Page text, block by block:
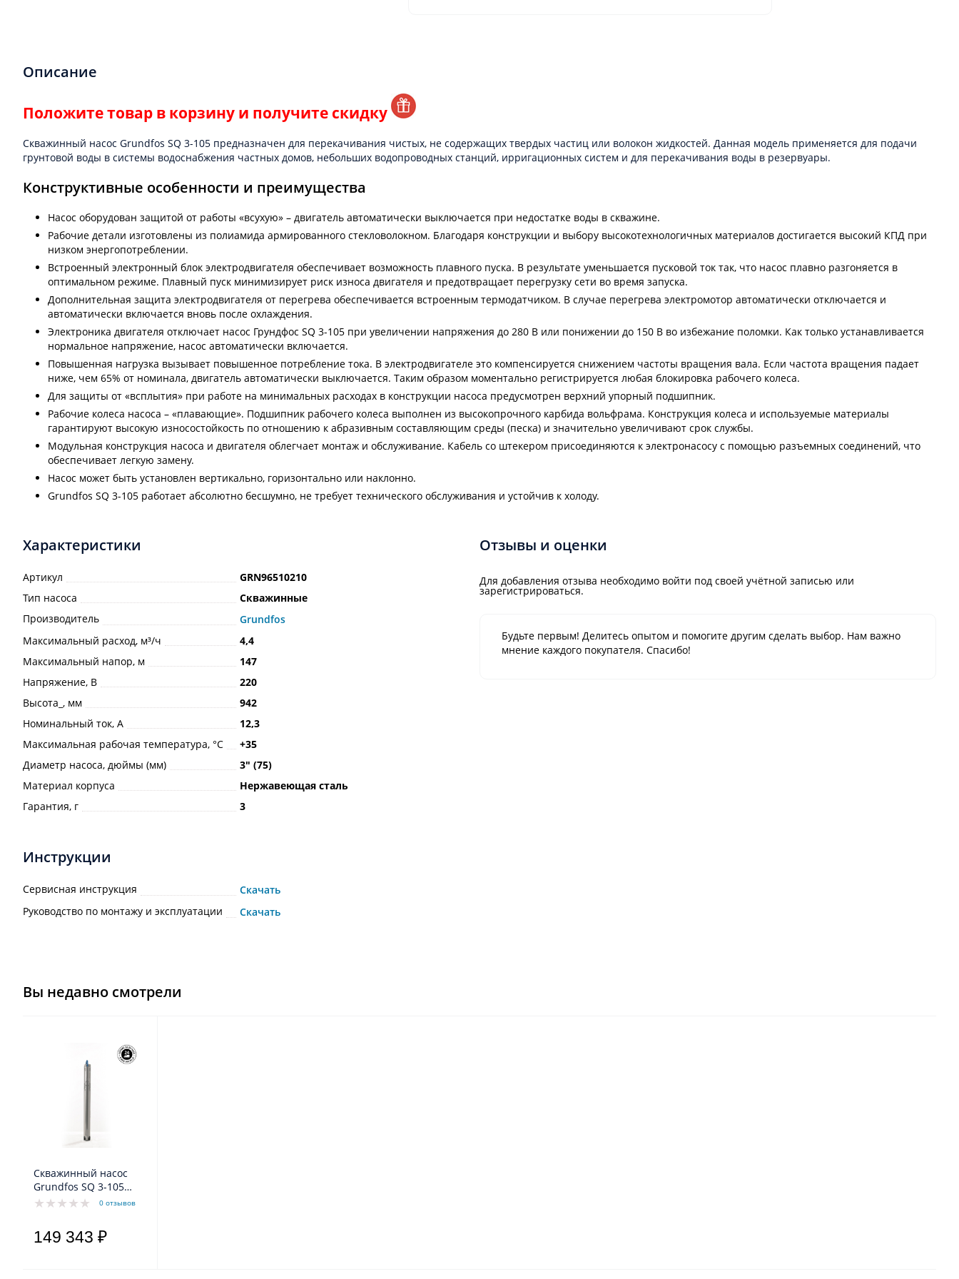
Описание
Положите товар в корзину и получите скидку
Скважинный насос Grundfos SQ 3-105 предназначен для перекачивания чистых, не содержащих твердых частиц или волокон жидкостей. Данная модель применяется для подачи
грунтовой воды в системы водоснабжения частных домов, небольших водопроводных станций, ирригационных систем и для перекачивания воды в резервуары.
Конструктивные особенности и преимущества
Насос оборудован защитой от работы «всухую» – двигатель автоматически выключается при недостатке воды в скважине.
Рабочие детали изготовлены из полиамида армированного стекловолокном. Благодаря конструкции и выбору высокотехнологичных материалов достигается высокий КПД при
низком энергопотреблении.
Встроенный электронный блок электродвигателя обеспечивает возможность плавного пуска. В результате уменьшается пусковой ток так, что насос плавно разгоняется в
оптимальном режиме. Плавный пуск минимизирует риск износа двигателя и предотвращает перегрузку сети во время запуска.
Дополнительная защита электродвигателя от перегрева обеспечивается встроенным термодатчиком. В случае перегрева электромотор автоматически отключается и
автоматически включается вновь после охлаждения.
Электроника двигателя отключает насос Грундфос SQ 3-105 при увеличении напряжения до 280 В или понижении до 150 В во избежание поломки. Как только устанавливается
нормальное напряжение, насос автоматически включается.
Повышенная нагрузка вызывает повышенное потребление тока. В электродвигателе это компенсируется снижением частоты вращения вала. Если частота вращения падает
ниже, чем 65% от номинала, двигатель автоматически выключается. Таким образом моментально регистрируется любая блокировка рабочего колеса.
Для защиты от «всплытия» при работе на минимальных расходах в конструкции насоса предусмотрен верхний упорный подшипник.
Рабочие колеса насоса – «плавающие». Подшипник рабочего колеса выполнен из высокопрочного карбида вольфрама. Конструкция колеса и используемые материалы
гарантируют высокую износостойкость по отношению к абразивным составляющим среды (песка) и значительно увеличивают срок службы.
Модульная конструкция насоса и двигателя облегчает монтаж и обслуживание. Кабель со штекером присоединяются к электронасосу с помощью разъемных соединений, что
обеспечивает легкую замену.
Насос может быть установлен вертикально, горизонтально или наклонно.
Grundfos SQ 3-105 работает абсолютно бесшумно, не требует технического обслуживания и устойчив к холоду.
Характеристики
Артикул
GRN96510210
Тип насоса
Скважинные
Производитель
Grundfos
Максимальный расход, м³/ч
4,4
Максимальный напор, м
147
Напряжение, В
220
Высота_, мм
942
Номинальный ток, А
12,3
Максимальная рабочая температура, °С
+35
Диаметр насоса, дюймы (мм)
3ʺ (75)
Материал корпуса
Нержавеющая сталь
Гарантия, г
3
Инструкции
Сервисная инструкция
Скачать
Руководство по монтажу и эксплуатации
Скачать
Отзывы и оценки
Для добавления отзыва необходимо войти под своей учётной записью или
зарегистрироваться.
Будьте первым! Делитесь опытом и помогите другим сделать выбор. Нам важно
мнение каждого покупателя. Спасибо!
Вы недавно смотрели
Скважинный насос
Grundfos SQ 3-105
MS3 1,1-1,73kW 1x200-
0 отзывов
149 343 ₽